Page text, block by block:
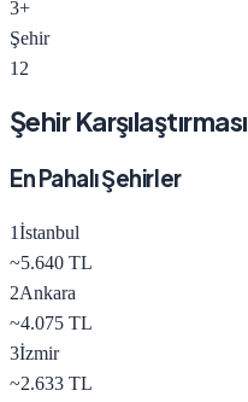
3+
Şehir
12
Şehir Karşılaştırması
En Pahalı Şehirler
1İstanbul
~5.640 TL
2Ankara
~4.075 TL
3İzmir
~2.633 TL